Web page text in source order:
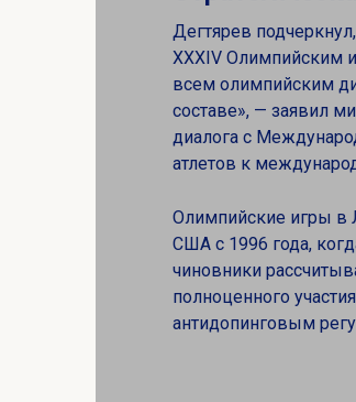
Дегтярев
XXXIV Олимпийским
всем олимпийским
составе», — заявил
диалога с
атлетов к
Олимпийские игры в
США с 1996 года,
чиновники
полноценного
антидопинговым